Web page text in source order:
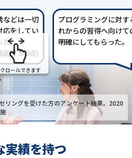
などは一切
応をしてい
た。
足度 5/5点)
プログラミングに対
れからの習得へ向け
明確にしてもらった。
ロールできます
リングを受けた方のアンケート結果。2020
実績を持つ